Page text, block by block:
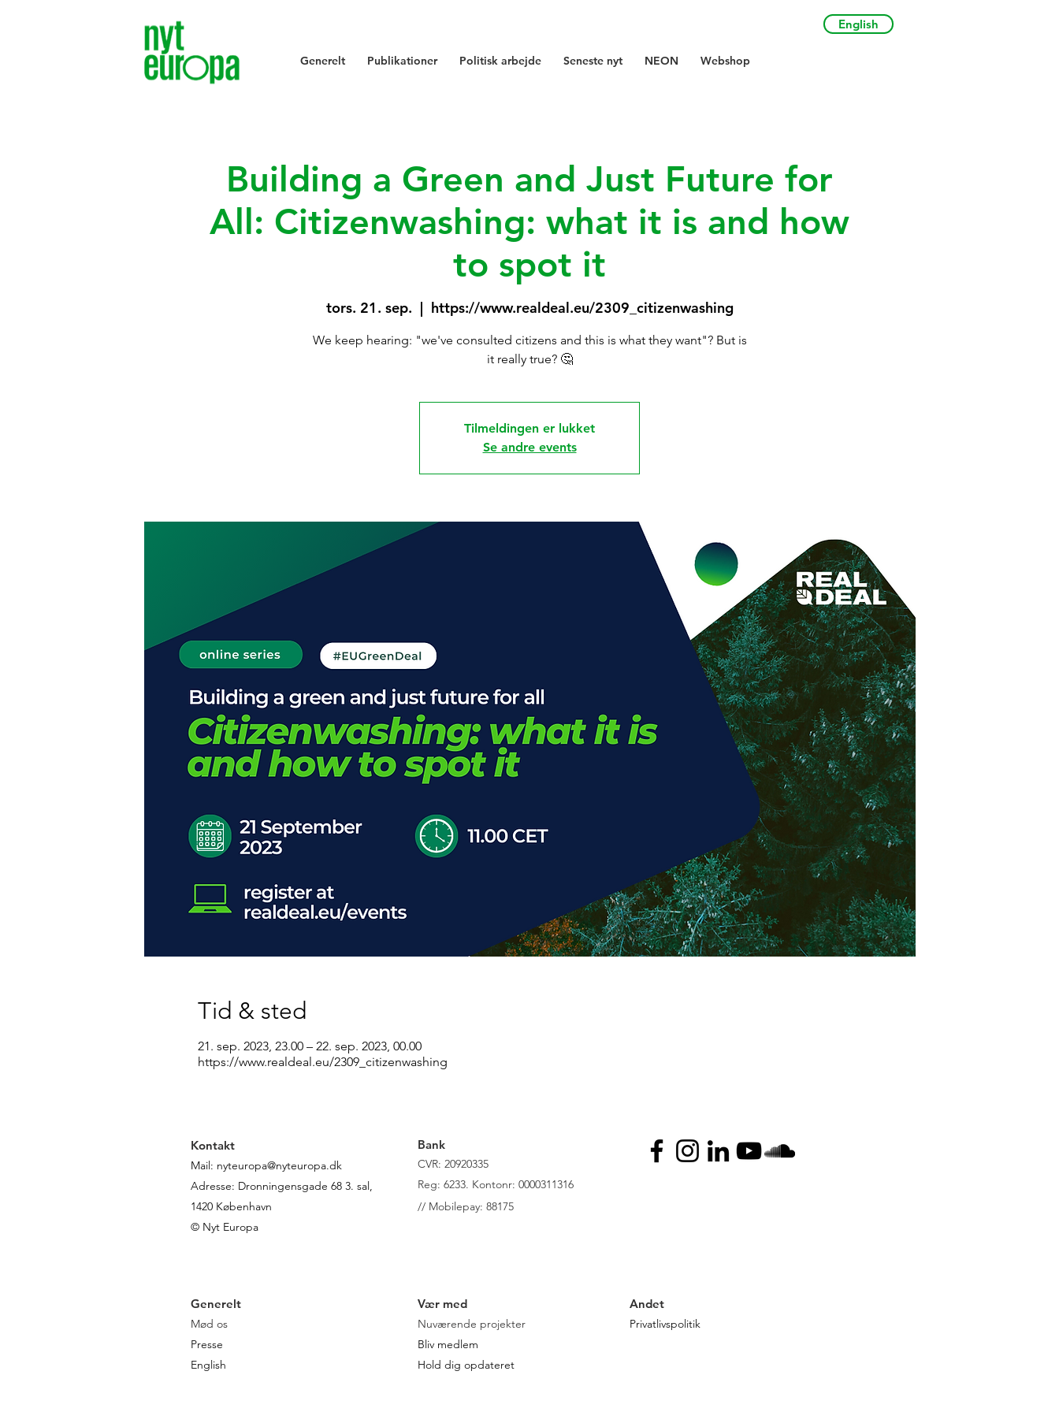
Generelt Publikationer Politisk arbejde Seneste nyt NEON Webshop
English
Building a Green and Just Future for
All: Citizenwashing: what it is and how
to spot it
tors. 21. sep.
  |
https://www.realdeal.eu/2309_citizenwashing
We keep hearing: "we've consulted citizens and this is what they want"? But is
it really true? 🤔
Tilmeldingen er lukket
Se andre events
Tid & sted
21. sep. 2023, 23.00 – 22. sep. 2023, 00.00
https://www.realdeal.eu/2309_citizenwashing
Kontakt
Mail: nyteuropa@nyteuropa.dk
Adresse: Dronningensgade 68 3. sal,
1420 København
© Nyt Europa
Bank
CVR: 20920335
Reg: 6233. Kontonr: 0000311316
// Mobilepay: 88175
Generelt
Mød os
Presse
English
Vær med
Nuværende projekter
Bliv medlem
Hold dig opdateret
Andet
Privatlivspolitik